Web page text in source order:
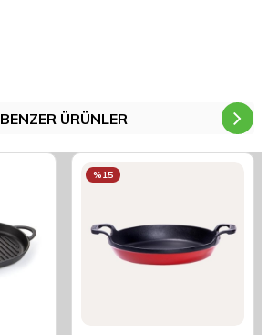
BENZER ÜRÜNLER
%15